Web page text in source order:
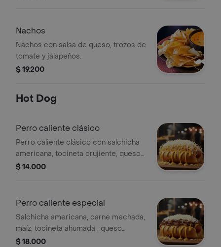
Nachos
Nachos con salsa de queso, trozos de
tomate y jalapeños.
$ 19.200
Hot Dog
Perro caliente clásico
Perro caliente clásico con salchicha
americana, tocineta crujiente, queso
mozzarella, papa chip y pan suave.
$ 14.000
Perro caliente especial
Salchicha americana, carne mechada,
maíz, tocineta ahumada , queso
mozarella, papitas chip y pan suave.
$ 18.000